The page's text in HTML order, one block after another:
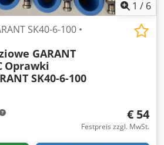
1 / 6
SK40-6-100 •
GARANT
Oprawki
SK40-6-100
€ 54
Festpreis zzgl. MwSt.